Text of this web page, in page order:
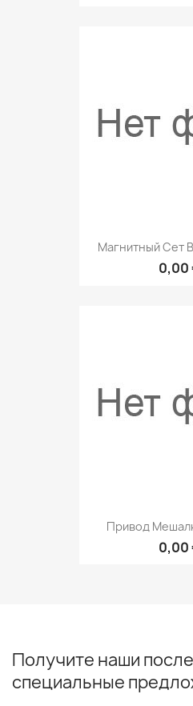
Магнитный Сет
0,00
Привод
0,00
Получите наши
специальные